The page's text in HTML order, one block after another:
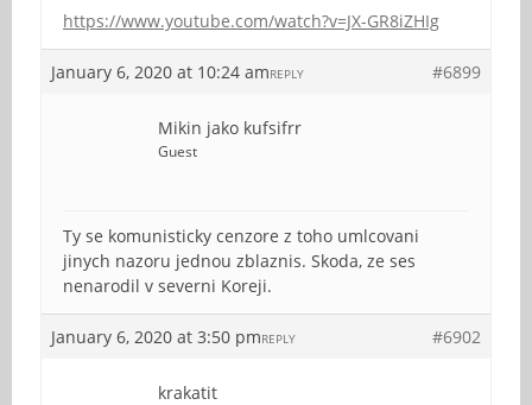
https://www.youtube.com/watch?v=JX-GR8iZHIg
January 6, 2020 at 10:24 am #6899
REPLY
Mikin jako kufsifrr
Guest
Ty se komunisticky cenzore z toho umlcovani
jinych nazoru jednou zblaznis. Skoda, ze ses
nenarodil v severni Koreji.
January 6, 2020 at 3:50 pm #6902
REPLY
krakatit